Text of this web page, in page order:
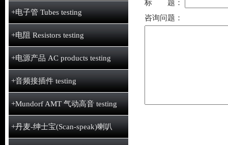
+电子管 Tubes testing
+电阻 Resistors testing
+电源产品 AC products testing
+音频接插件 testing
+Mundorf AMT 气动高音 testing
+丹麦-绅士宝(Scan-speak)喇叭
标 题：
咨询问题：